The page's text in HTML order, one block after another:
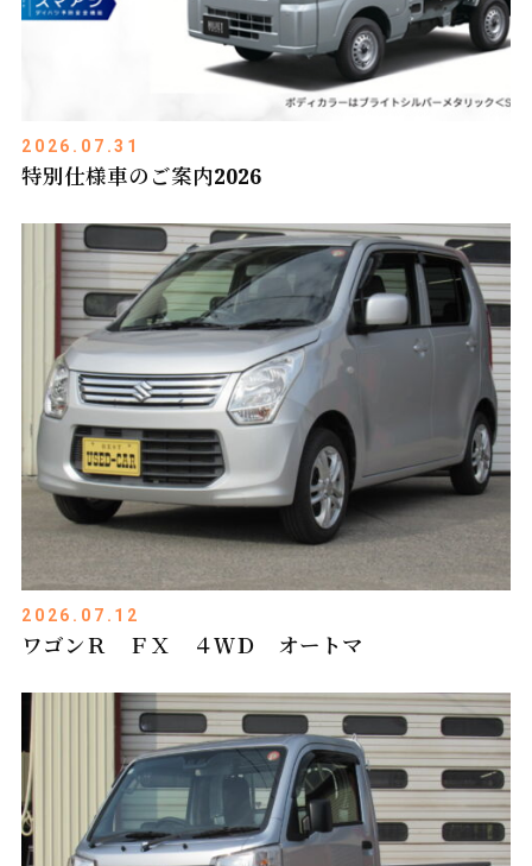
2026.07.31
特別仕様車のご案内2026
2026.07.12
ワゴンＲ ＦＸ ４ＷＤ オートマ